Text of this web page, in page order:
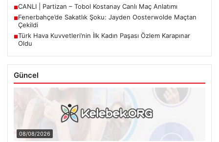
■CANLI | Partizan – Tobol Kostanay Canlı Maç Anlatımı
■Fenerbahçe’de Sakatlık Şoku: Jayden Oosterwolde Maçtan
Çekildi
■Türk Hava Kuvvetleri’nin İlk Kadın Paşası Özlem Karapınar
Oldu
Güncel
08/08/2026